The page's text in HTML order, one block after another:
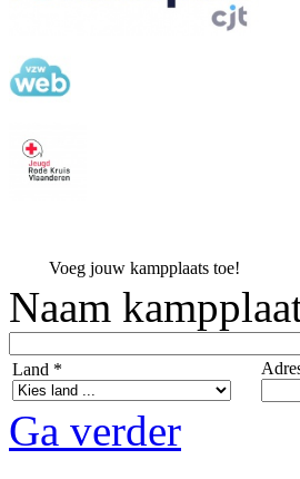
Voeg jouw kampplaats toe!
Naam
Land *
Ga verder